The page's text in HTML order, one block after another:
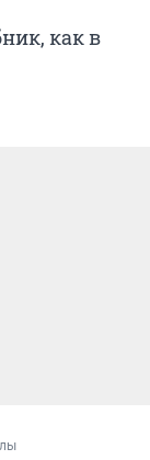
как в